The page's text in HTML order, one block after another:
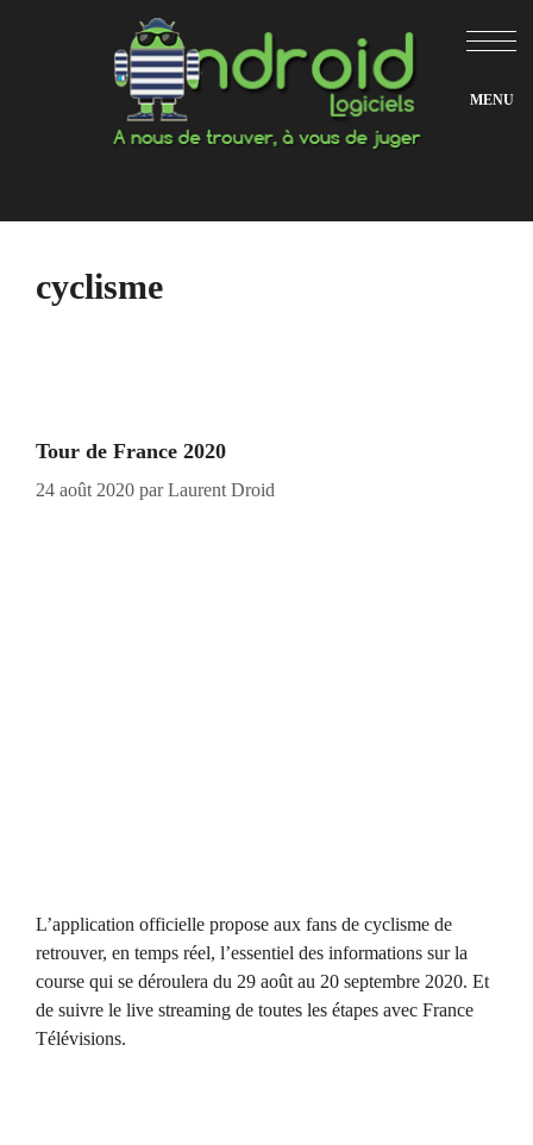
cyclisme
Tour de France 2020
24 août 2020 parLaurent Droid
L’application officielle propose aux fans de cyclisme de
retrouver, en temps réel, l’essentiel des informations sur la
course qui se déroulera du 29 août au 20 septembre 2020. Et
de suivre le live streaming de toutes les étapes avec France
Télévisions.